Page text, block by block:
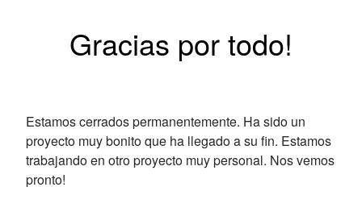
Gracias por todo!
Estamos cerrados permanentemente. Ha sido un
proyecto muy bonito que ha llegado a su fin. Estamos
trabajando en otro proyecto muy personal. Nos vemos
pronto!